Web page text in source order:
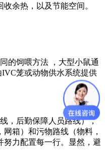
余热，以及节能空间。
的饲喂方法 ，大型小鼠通
笼或动物供水系统提供
，后勤保障人员路线），
箱）和污物路线（物料，
努力配置每一行。显然，避